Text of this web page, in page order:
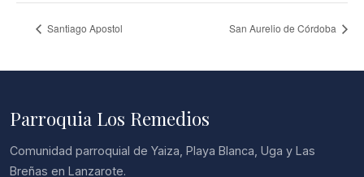
Santiago Apostol San Aurelio de Córdoba
Parroquia Los Remedios
Comunidad parroquial de Yaiza, Playa Blanca, Uga y Las
Breñas en Lanzarote.